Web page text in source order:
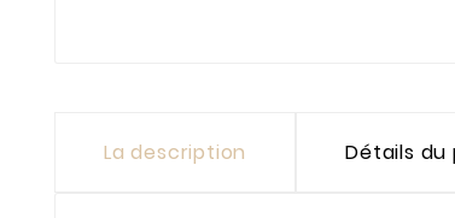
La description Détails du